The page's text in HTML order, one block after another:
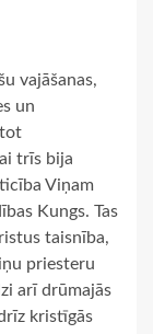
vajāšanas,
un
trīs bija
Viņam
Kungs. Tas
taisnība,
priesteru
arī drūmajās
kristīgās